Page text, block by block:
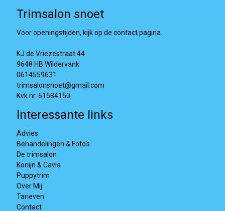
Trimsalon snoet
Voor openingstijden, kijk op de contact pagina.
KJ de Vriezestraat 44
9648 HB Wildervank
0614559631
trimsalonsnoet@gmail.com
Kvk nr. 61584150
Interessante links
Advies
Behandelingen & Foto's
De trimsalon
Konijn & Cavia
Puppytrim
Over Mij
Tarieven
Contact